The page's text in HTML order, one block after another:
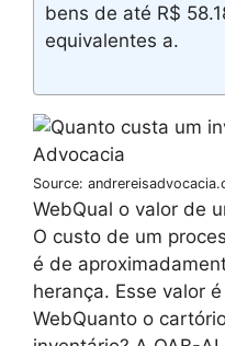
bens de até R$
equivalentes a.
Source:
WebQual o valor de
O custo de um
é de
herança. Esse valor
WebQuanto o